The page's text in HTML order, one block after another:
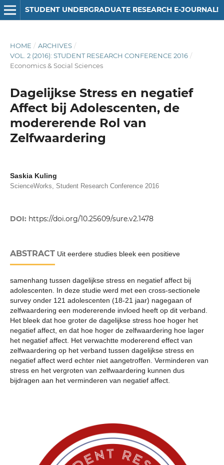
STUDENT UNDERGRADUATE RESEARCH E-JOURNAL!
HOME / ARCHIVES /
VOL. 2 (2016): STUDENT RESEARCH CONFERENCE 2016 /
Economics & Social Sciences
Dagelijkse Stress en negatief
Affect bij Adolescenten, de
modererende Rol van
Zelfwaardering
Saskia Kuling
ScienceWorks, Student Research Conference 2016
DOI: https://doi.org/10.25609/sure.v2.1478
ABSTRACTUit eerdere studies bleek een positieve
samenhang tussen dagelijkse stress en negatief affect bij
adolescenten. In deze studie werd met een cross-sectionele
survey onder 121 adolescenten (18-21 jaar) nagegaan of
zelfwaardering een modererende invloed heeft op dit verband.
Het bleek dat hoe groter de dagelijkse stress hoe hoger het
negatief affect, en dat hoe hoger de zelfwaardering hoe lager
het negatief affect. Het verwachtte modererend effect van
zelfwaardering op het verband tussen dagelijkse stress en
negatief affect werd echter niet aangetroffen. Verminderen van
stress en het vergroten van zelfwaardering kunnen dus
bijdragen aan het verminderen van negatief affect.